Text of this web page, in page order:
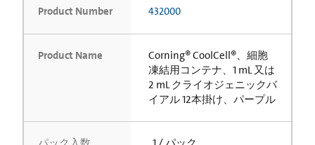
Product Number 432000
Product Name
Corning® CoolCell®、細胞
凍結用コンテナ、1 mL 又は
2 mL クライオジェニックバ
イアル 12本掛け、パープル